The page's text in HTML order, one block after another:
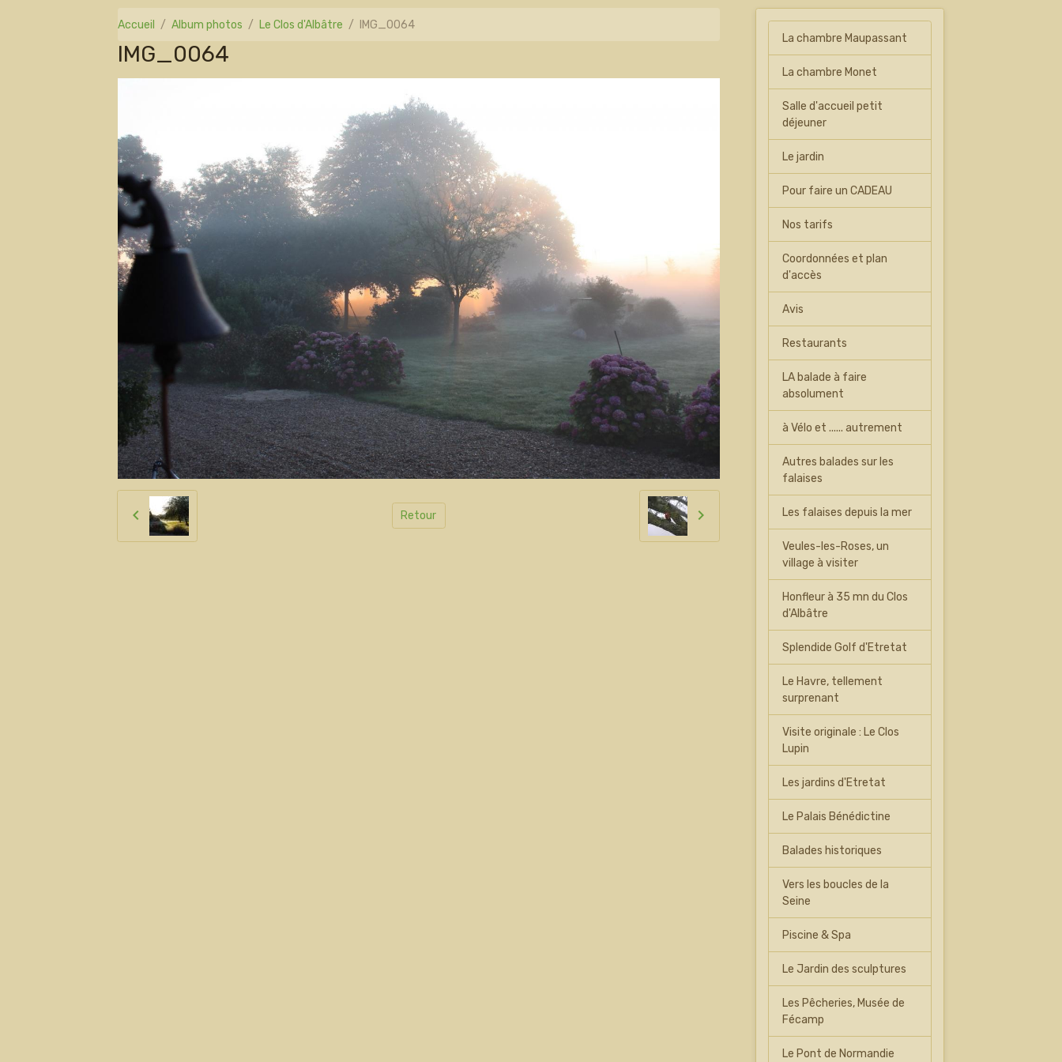
Accueil Album photos Le Clos d'Albâtre IMG_0064
IMG_0064
Retour
La chambre Maupassant
La chambre Monet
Salle d'accueil petit
déjeuner
Le jardin
Pour faire un CADEAU
Nos tarifs
Coordonnées et plan
d'accès
Avis
Restaurants
LA balade à faire
absolument
à Vélo et ...... autrement
Autres balades sur les
falaises
Les falaises depuis la mer
Veules-les-Roses, un
village à visiter
Honfleur à 35 mn du Clos
d'Albâtre
Splendide Golf d'Etretat
Le Havre, tellement
surprenant
Visite originale : Le Clos
Lupin
Les jardins d'Etretat
Le Palais Bénédictine
Balades historiques
Vers les boucles de la
Seine
Piscine & Spa
Le Jardin des sculptures
Les Pêcheries, Musée de
Fécamp
Le Pont de Normandie